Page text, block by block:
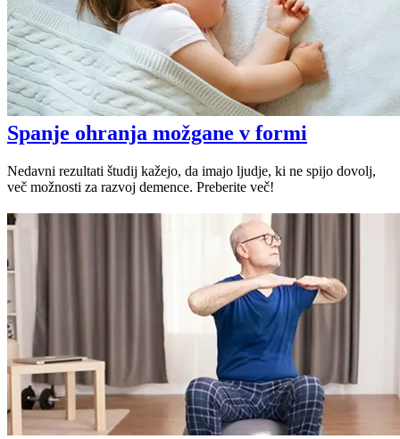
Spanje ohranja možgane v formi
Nedavni rezultati študij kažejo, da imajo ljudje, ki ne spijo dovolj,
več možnosti za razvoj demence. Preberite več!